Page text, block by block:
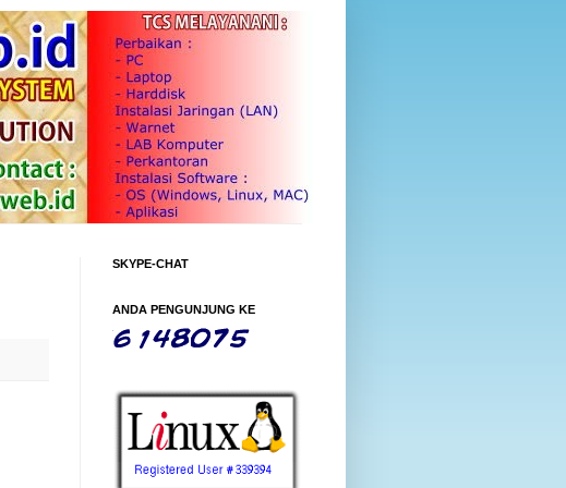
SKYPE-CHAT
ANDA PENGUNJUNG KE